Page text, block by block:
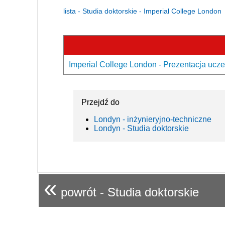
lista - Studia doktorskie - Imperial College London
Imperial College London - Prezentacja
Przejdź do
Londyn - inżynieryjno-techniczne
Londyn - Studia doktorskie
« powrót - Studia doktorskie